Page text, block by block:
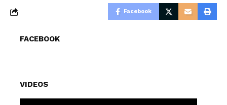
Facebook
FACEBOOK
VIDEOS